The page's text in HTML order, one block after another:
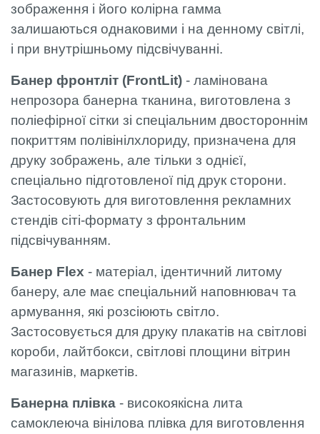
зображення і його колірна гамма
залишаються однаковими і на денному світлі,
і при внутрішньому підсвічуванні.
Банер фронтліт (FrontLit) - ламінована
непрозора банерна тканина, виготовлена з
поліефірної сітки зі спеціальним двостороннім
покриттям полівінілхлориду, призначена для
друку зображень, але тільки з однієї,
спеціально підготовленої під друк сторони.
Застосовують для виготовлення рекламних
стендів сіті-формату з фронтальним
підсвічуванням.
Банер Flex - матеріал, ідентичний литому
банеру, але має спеціальний наповнювач та
армування, які розсіюють світло.
Застосовується для друку плакатів на світлові
короби, лайтбокси, світлові площини вітрин
магазинів, маркетів.
Банерна плівка - високоякісна лита
самоклеюча вінілова плівка для виготовлення